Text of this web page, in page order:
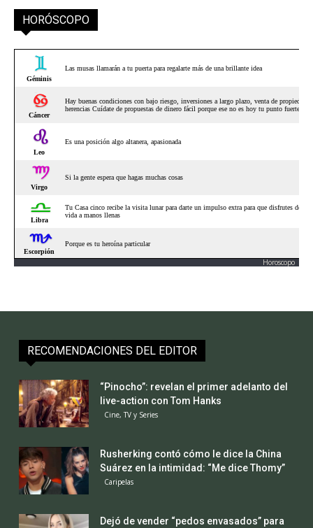
HORÓSCOPO
Horoscopo
RECOMENDACIONES DEL EDITOR
“Pinocho”: revelan el primer adelanto del
live-action con Tom Hanks
Cine, TV y Series
Rusherking contó cómo le dice la China
Suárez en la intimidad: “Me dice Thomy”
Caripelas
Dejó de vender “pedos envasados” para